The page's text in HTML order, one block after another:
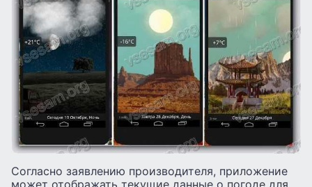
Согласно заявлению производителя, приложение
может отображать текущие данные о погоде для